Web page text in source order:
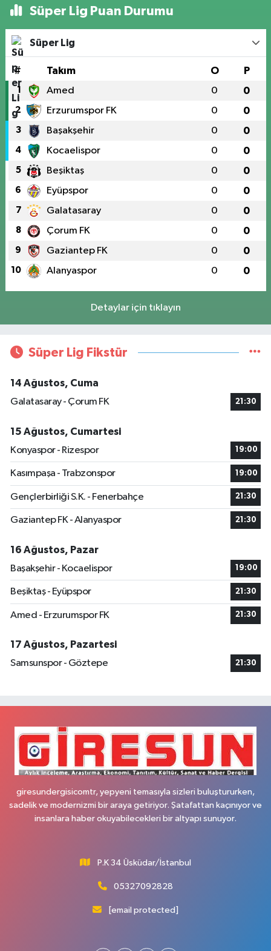
Süper Lig Puan Durumu
Süper Lig
# Takım O P
1 Amed 0 0
2 Erzurumspor FK 0 0
3 Başakşehir 0 0
4 Kocaelispor 0 0
5 Beşiktaş 0 0
6 Eyüpspor 0 0
7 Galatasaray 0 0
8 Çorum FK 0 0
9 Gaziantep FK 0 0
10 Alanyaspor 0 0
Detaylar için tıklayın
Süper Lig Fikstür
14 Ağustos, Cuma
Galatasaray - Çorum FK
21:30
15 Ağustos, Cumartesi
Konyaspor - Rizespor
19:00
Kasımpaşa - Trabzonspor 19:00
Gençlerbirliği S.K. - Fenerbahçe 21:30
Gaziantep FK - Alanyaspor 21:30
16 Ağustos, Pazar
Başakşehir - Kocaelispor
19:00
Beşiktaş - Eyüpspor 21:30
Amed - Erzurumspor FK 21:30
17 Ağustos, Pazartesi
Samsunspor - Göztepe
21:30
giresundergisicomtr, yepyeni temasıyla sizleri buluştururken,
sadelik ve modernizmi bir araya getiriyor. Şatafattan kaçınıyor ve
insanlara haber okuyabilecekleri bir altyapı sunuyor.
P.K 34 Üsküdar/İstanbul
05327092828
[email protected]